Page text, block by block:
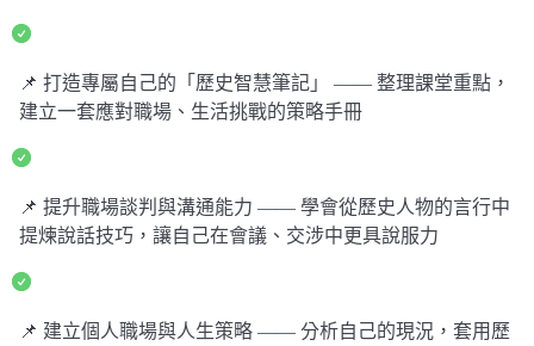
📌 打造專屬自己的「歷史智慧筆記」 —— 整理課堂重點，
建立一套應對職場、生活挑戰的策略手冊
📌 提升職場談判與溝通能力 —— 學會從歷史人物的言行中
提煉說話技巧，讓自己在會議、交涉中更具說服力
📌 建立個人職場與人生策略 —— 分析自己的現況，套用歷